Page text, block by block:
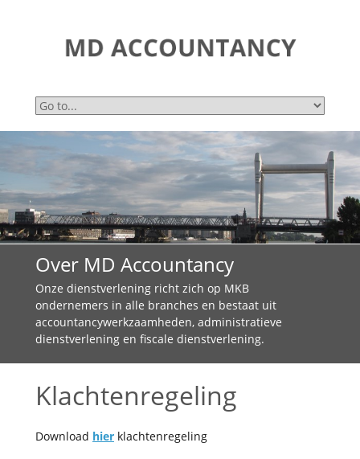
Over MD Accountancy
Onze dienstverlening richt zich op MKB
ondernemers in alle branches en bestaat uit
accountancywerkzaamheden, administratieve
dienstverlening en fiscale dienstverlening.
Klachtenregeling
Download hier klachtenregeling